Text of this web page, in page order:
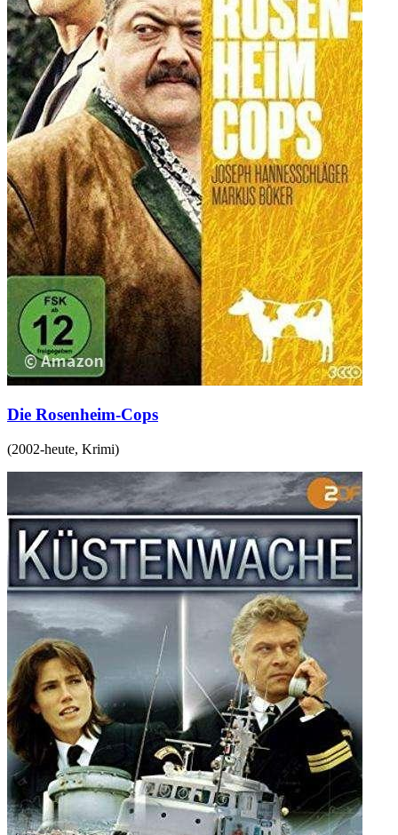
Die Rosenheim-Cops
(2002-heute, Krimi)